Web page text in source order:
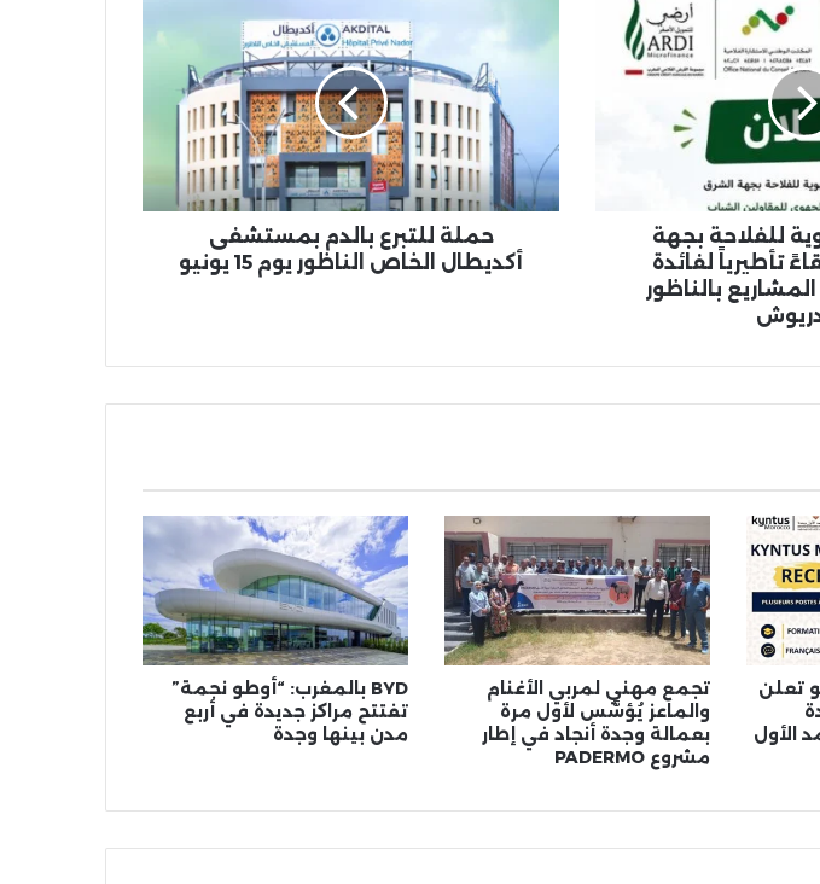
للفلاحة بجهة
تأطيرياً لفائدة
بالناظور
بالدم
بمستشفى
أكديطال
الخاص
الناظور
يوم
15
حملة للتبرع بالدم بمستشفى
أكديطال الخاص الناظور يوم 15 يونيو
تعلن
الأول
تجمع مهني لمربي الأغنام
والماعز يُؤسَّس لأول مرة
بعمالة وجدة أنجاد في إطار
مشروع PADERMO
BYD بالمغرب: “أوطو نجمة”
تفتتح مراكز جديدة في أربع
مدن بينها وجدة